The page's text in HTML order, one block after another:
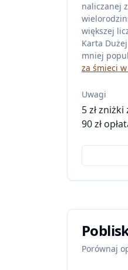
naliczanej
większej
Karta
mniej
za śmieci
Uwagi
5 zł
90 zł
Porównaj